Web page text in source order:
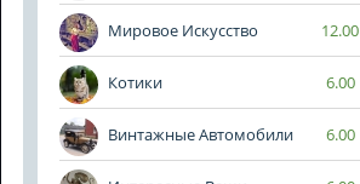
Мировое Искусство 12.00
Котики 6.00
Винтажные Автомобили 6.00